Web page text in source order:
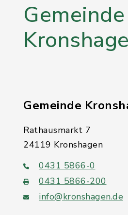
Gemeinde
Gemeinde
Rathausmarkt 7
24119 Kronshagen
0431 5866-0
0431 5866-200
info@kronshagen.de